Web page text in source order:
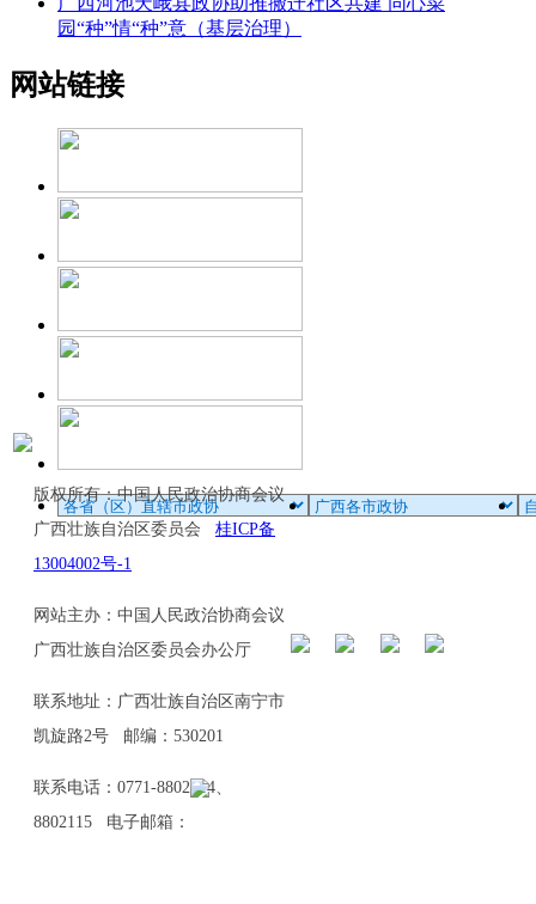
园“种”情“种”意（基层治理）
网站链接
版权所有：中国人民政治协商会议
广西壮族自治区委员会 桂ICP备
13004002号-1
网站主办：中国人民政治协商会议
广西壮族自治区委员会办公厅
联系地址：广西壮族自治区南宁市
凯旋路2号 邮编：530201
联系电话：0771-8802114、
8802115 电子邮箱：